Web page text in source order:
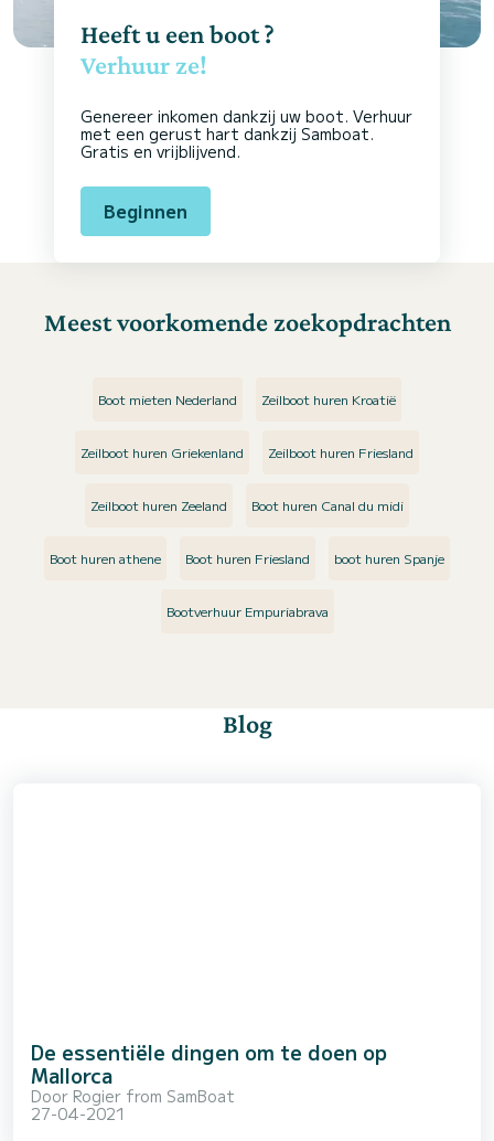
Heeft u een boot ?
Verhuur ze!
Genereer inkomen dankzij uw boot. Verhuur
met een gerust hart dankzij Samboat.
Gratis en vrijblijvend.
Beginnen
Meest voorkomende zoekopdrachten
Boot mieten Nederland Zeilboot huren Kroatië
Zeilboot huren Griekenland Zeilboot huren Friesland
Zeilboot huren Zeeland Boot huren Canal du midi
Boot huren athene Boot huren Friesland boot huren Spanje
Bootverhuur Empuriabrava
Blog
De essentiële dingen om te doen op
Mallorca
Door Rogier from SamBoat
27-04-2021